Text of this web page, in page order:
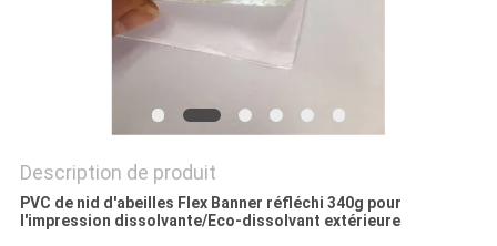
Description de produit
PVC de nid d'abeilles Flex Banner réfléchi 340g pour
l'impression dissolvante/Eco-dissolvant extérieure